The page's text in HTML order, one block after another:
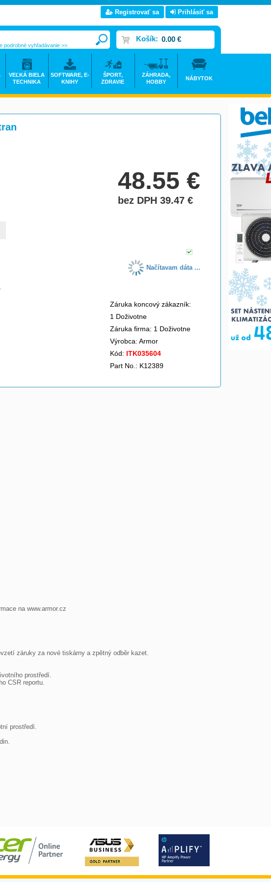
48.55€
bez DPH 39.47€
Načítavam dáta ...
Záruka koncový zákazník:
1 Doživotne
Záruka firma: 1 Doživotne
Výrobca: Armor
Kód: ITK035604
Part No.: K12389
na www.armor.cz
Registrovať sa Prihlásiť sa
Košík: 0.00 €
podrobné vyhľadávanie >>
VEĽKÁ BIELA
TECHNIKA
SOFTWARE, E-
KNIHY
ŠPORT,
ZDRAVIE
ZÁHRADA,
HOBBY
NÁBYTOK